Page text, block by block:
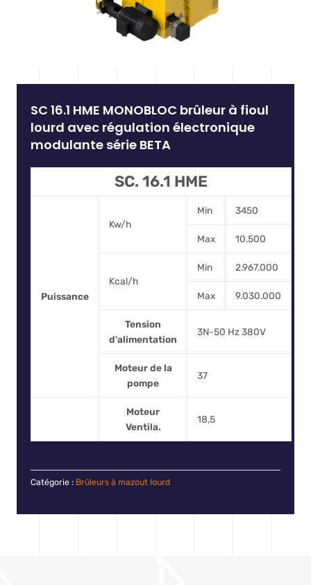
SC 16.1 HME MONOBLOC brûleur à fioul
lourd avec régulation électronique
modulante série BETA
SC. 16.1 HME
Puissance
Kw/h
Min 3450
Max 10.500
Kcal/h
Min 2.967.000
Max 9.030.000
Tension
d'alimentation
3N-50 Hz 380V
Moteur de la
pompe
37
Moteur
Ventila.
18,5
Catégorie : Brûleurs à mazout lourd